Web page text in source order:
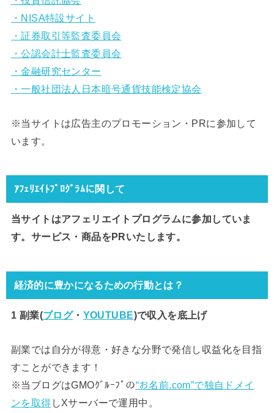
・NISA特設サイト
・証券取引等監査委員会
・公認会計士監査委員会
・金融研究センター
・一般社団法人日本暗号通貨技能検定協会
※当サイトは広告主のプロモーション・PRに参加して
います。
ｱﾌｪﾘｴｲﾄﾌﾟﾛｸﾞﾗﾑに関して
当サイトはアフェリエイトプログラムに参加していま
す。サービス・商品をPRいたします。
経済的に豊かになるための行動とは？
1 副業(ブログ・ YOUTUBE)で収入を底上げ
副業では自分が得意・好きな分野で発信し収益化を目指
すことができます！
※当ブログはGMOｸﾞﾙｰﾌﾟの“お名前.com”で独自ドメイ
ンを取得 しXサーバーで運用中。